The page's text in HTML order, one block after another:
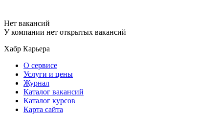
Нет вакансий
У компании нет открытых вакансий
Хабр Карьера
О сервисе
Услуги и цены
Журнал
Каталог вакансий
Каталог курсов
Карта сайта